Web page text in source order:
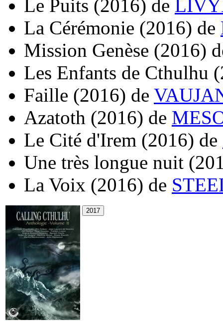
Le Puits (2016) de
La Cérémonie (2016) de
Mission Genèse (2016)
Les Enfants de Cthulhu
Faille (2016) de
Azatoth (2016) de
Le Cité d'Irem (2016) de
Une très longue nuit
La Voix (2016) de